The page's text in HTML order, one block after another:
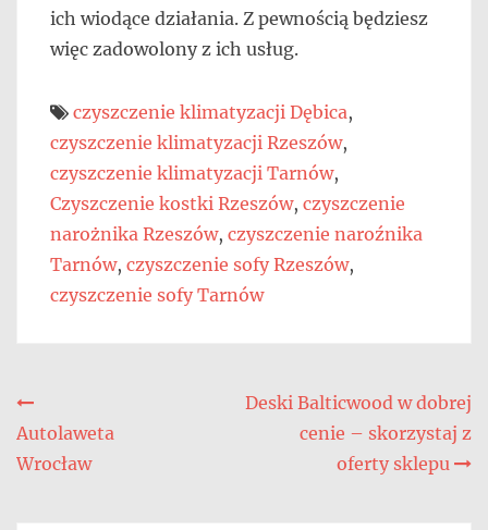
ich wiodące działania. Z pewnością będziesz
więc zadowolony z ich usług.
czyszczenie klimatyzacji Dębica,
czyszczenie klimatyzacji Rzeszów,
czyszczenie klimatyzacji Tarnów,
Czyszczenie kostki Rzeszów, czyszczenie
narożnika Rzeszów, czyszczenie naroźnika
Tarnów, czyszczenie sofy Rzeszów,
czyszczenie sofy Tarnów
Nawigacja
wpisu
Autolaweta
Wrocław
Deski Balticwood w dobrej
cenie – skorzystaj z
oferty sklepu